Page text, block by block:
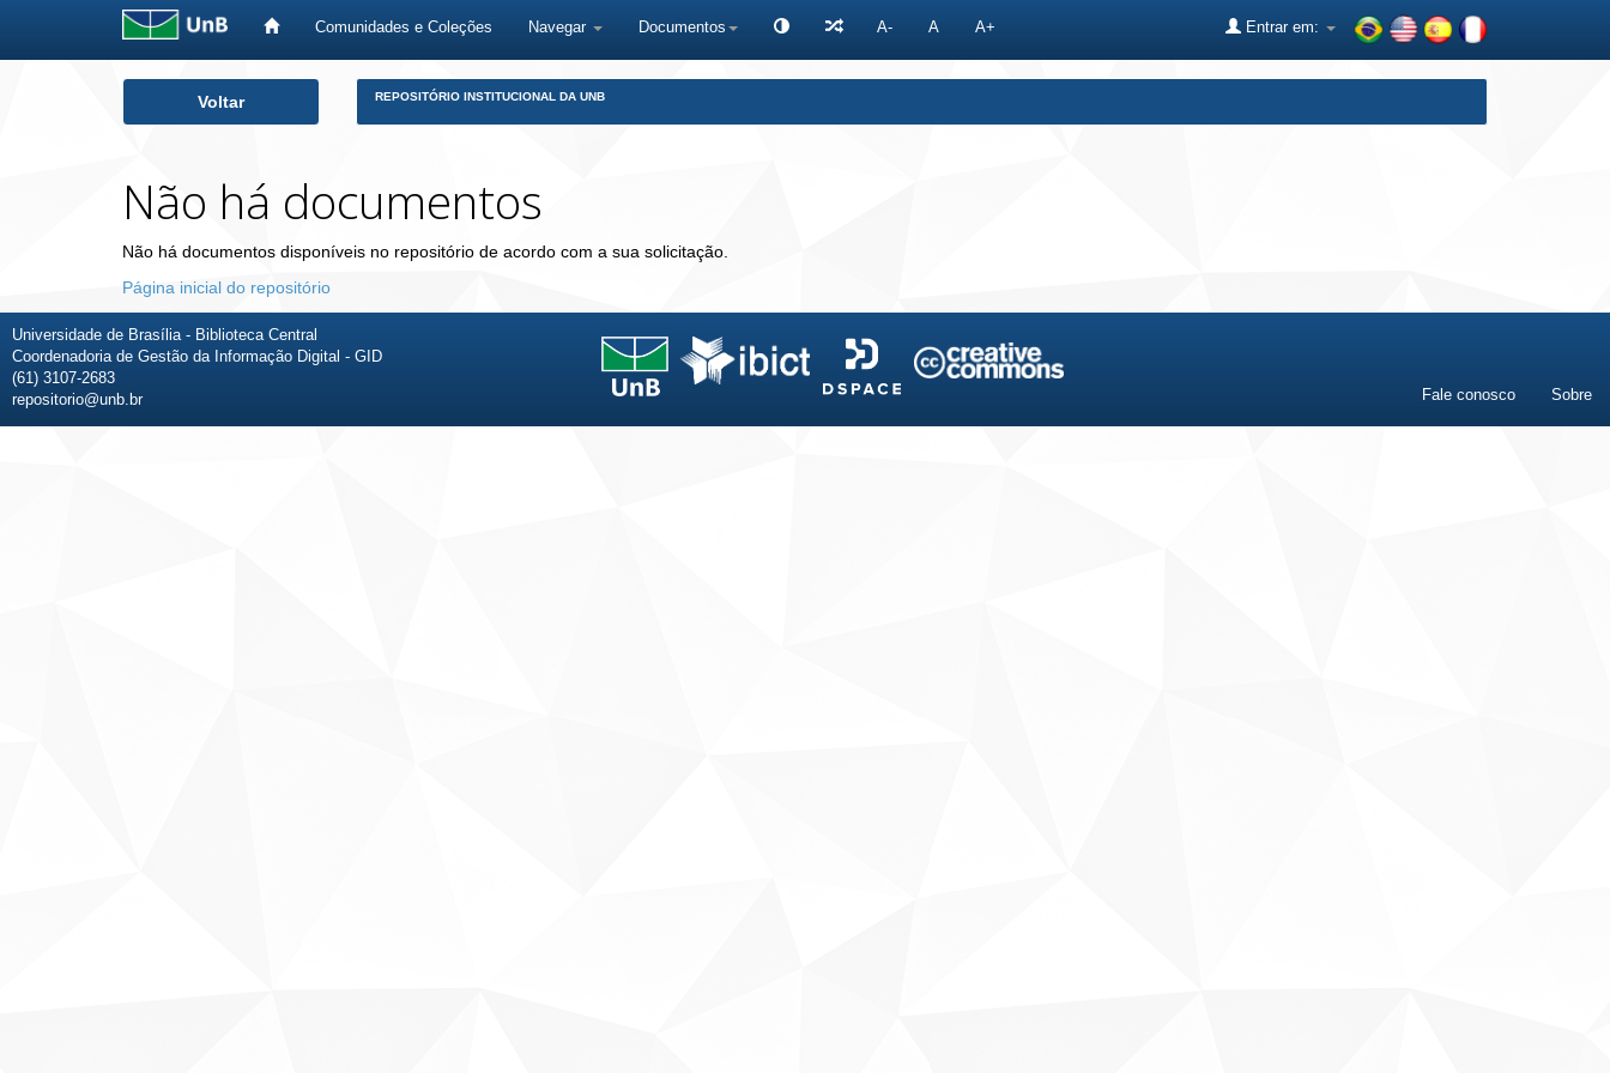
Comunidades e Coleções Navegar Documentos A- A A+ Entrar em:
Voltar REPOSITÓRIO INSTITUCIONAL DA UNB
Não há documentos
Não há documentos disponíveis no repositório de acordo com a sua solicitação.
Página inicial do repositório
Universidade de Brasília - Biblioteca Central
Coordenadoria de Gestão da Informação Digital - GID
(61) 3107-2683
repositorio@unb.br
Fale conosco Sobre